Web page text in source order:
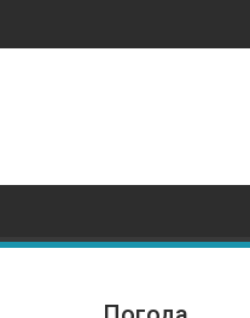
Угорщини до кризи